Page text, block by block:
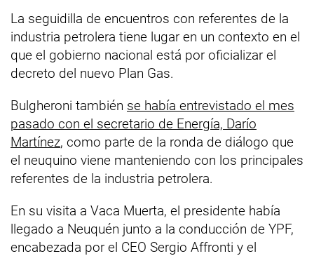
La seguidilla de encuentros con referentes de la
industria petrolera tiene lugar en un contexto en el
que el gobierno nacional está por oficializar el
decreto del nuevo Plan Gas.
Bulgheroni también se había entrevistado el mes
pasado con el secretario de Energía, Darío
Martínez, como parte de la ronda de diálogo que
el neuquino viene manteniendo con los principales
referentes de la industria petrolera.
En su visita a Vaca Muerta, el presidente había
llegado a Neuquén junto a la conducción de YPF,
encabezada por el CEO Sergio Affronti y el